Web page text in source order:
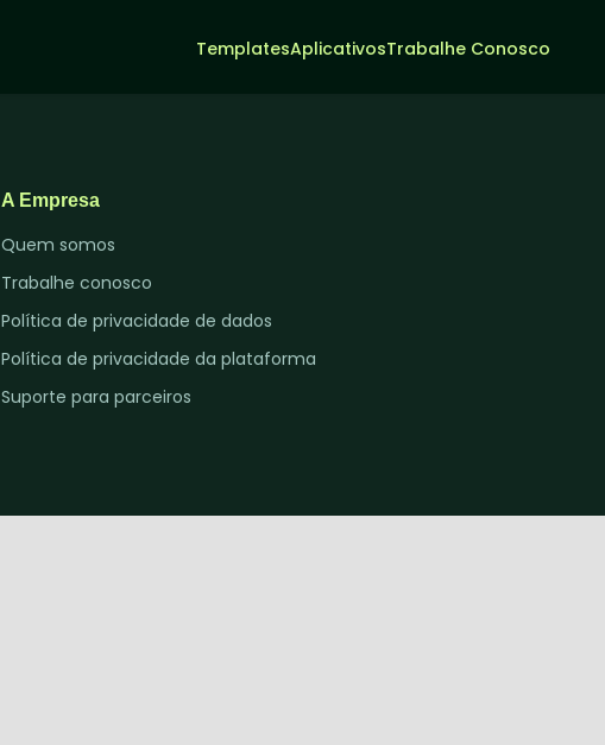
TemplatesAplicativosTrabalhe Conosco
A Empresa
Quem somos
Trabalhe conosco
Política de privacidade de dados
Política de privacidade da plataforma
Suporte para parceiros